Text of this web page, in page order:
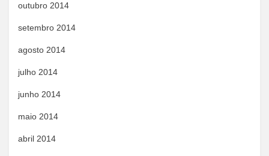
outubro 2014
setembro 2014
agosto 2014
julho 2014
junho 2014
maio 2014
abril 2014